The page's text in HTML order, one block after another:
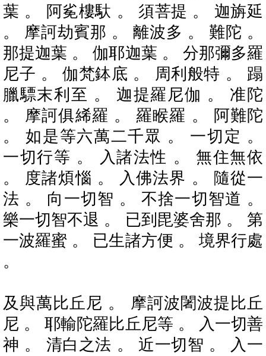
葉 。 阿㝹樓馱 。 須菩提 。 迦旃延
。 摩訶劫賓那 。 離波多 。 難陀 。
那提迦葉 。 伽耶迦葉 。 分那彌多羅
尼子 。 伽梵鉢底 。 周利般特 。 蹋
臘驃末利至 。 迦提羅尼伽 。 准陀
。 摩訶俱絺羅 。 羅睺羅 。 阿難陀
。 如是等六萬二千眾 。 一切定 。
一切行等 。 入諸法性 。 無住無依
。 度諸煩惱 。 入佛法界 。 隨從一
法 。 向一切智 。 不捨一切智道 。
樂一切智不退 。 已到毘婆舍那 。 第
一波羅蜜 。 已生諸方便 。 境界行處
。
及與萬比丘尼 。 摩訶波闍波提比丘
尼 。 耶輸陀羅比丘尼等 。 入一切善
神 。 清白之法 。 近一切智 。 入一